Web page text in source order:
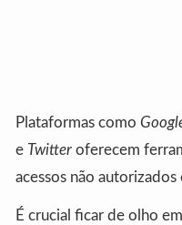
Plataformas como
e Twitter oferecem
acessos não
É crucial ficar de olho